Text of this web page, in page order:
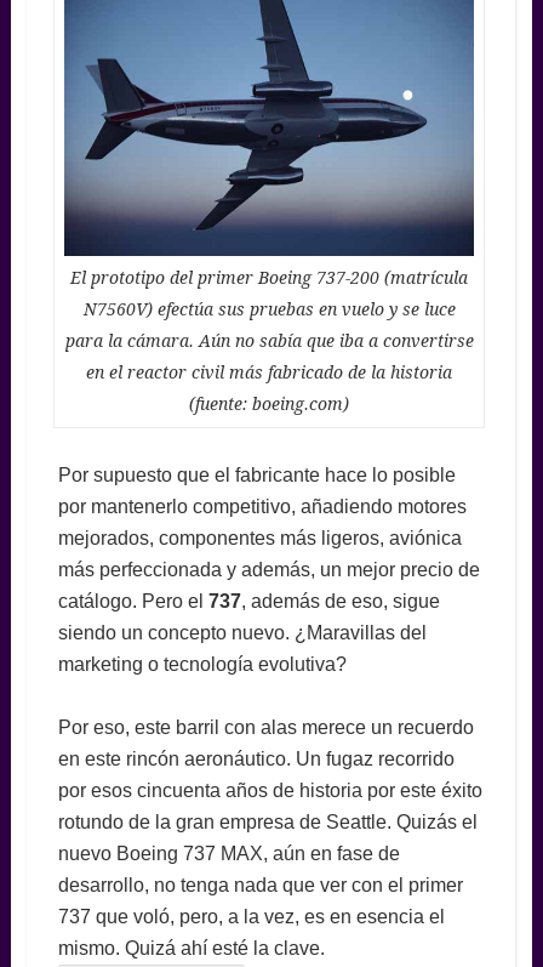
El prototipo del primer Boeing 737-200 (matrícula
N7560V) efectúa sus pruebas en vuelo y se luce
para la cámara. Aún no sabía que iba a convertirse
en el reactor civil más fabricado de la historia
(fuente: boeing.com)
Por supuesto que el fabricante hace lo posible
por mantenerlo competitivo, añadiendo motores
mejorados, componentes más ligeros, aviónica
más perfeccionada y además, un mejor precio de
catálogo. Pero el 737, además de eso, sigue
siendo un concepto nuevo. ¿Maravillas del
marketing o tecnología evolutiva?
Por eso, este barril con alas merece un recuerdo
en este rincón aeronáutico. Un fugaz recorrido
por esos cincuenta años de historia por este éxito
rotundo de la gran empresa de Seattle. Quizás el
nuevo Boeing 737 MAX, aún en fase de
desarrollo, no tenga nada que ver con el primer
737 que voló, pero, a la vez, es en esencia el
mismo. Quizá ahí esté la clave.